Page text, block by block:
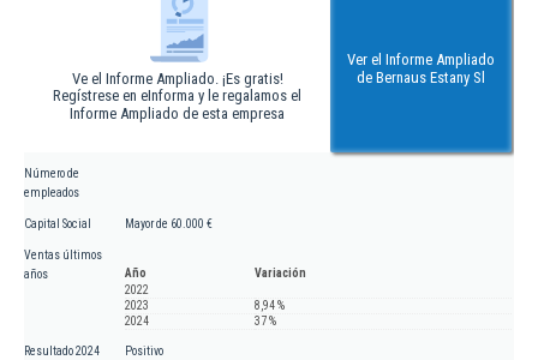
Ve el Informe Ampliado. ¡Es gratis!
Regístrese en eInforma y le regalamos el
Informe Ampliado de esta empresa
Ver el Informe Ampliado
de Bernaus Estany Sl
Número de
empleados
Capital Social Mayor de 60.000 €
Ventas últimos
años
Año
Variación
2022
2023
8,94 %
2024
37 %
Resultado 2024 Positivo